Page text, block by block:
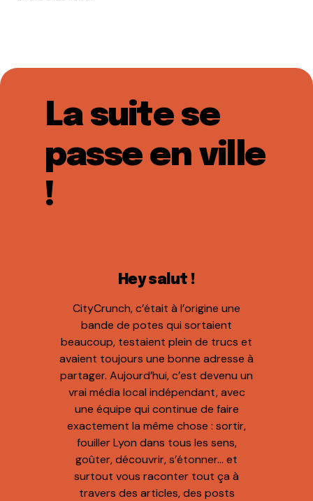
La suite se
passe en ville
!
Hey salut !
CityCrunch, c’était à l’origine une
bande de potes qui sortaient
beaucoup, testaient plein de trucs et
avaient toujours une bonne adresse à
partager. Aujourd’hui, c’est devenu un
vrai média local indépendant, avec
une équipe qui continue de faire
exactement la même chose : sortir,
fouiller Lyon dans tous les sens,
goûter, découvrir, s’étonner… et
surtout vous raconter tout ça à
travers des articles, des posts